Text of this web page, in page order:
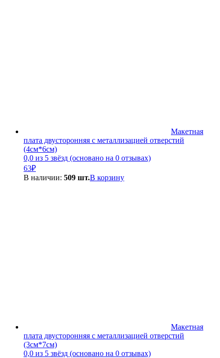
Макетная
плата двусторонняя с металлизацией отверстий
(4см*6см)
0,0 из 5 звёзд (основано на 0 отзывах)
63₽
В наличии: 509 шт.В корзину
Макетная
плата двусторонняя с металлизацией отверстий
(3см*7см)
0,0 из 5 звёзд (основано на 0 отзывах)